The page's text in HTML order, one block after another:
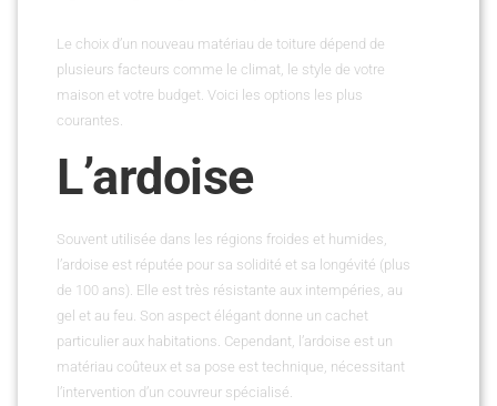
Le choix d’un nouveau matériau de toiture dépend de
plusieurs facteurs comme le climat, le style de votre
maison et votre budget. Voici les options les plus
courantes.
L’ardoise
Souvent utilisée dans les régions froides et humides,
l’ardoise est réputée pour sa solidité et sa longévité (plus
de 100 ans). Elle est très résistante aux intempéries, au
gel et au feu. Son aspect élégant donne un cachet
particulier aux habitations. Cependant, l’ardoise est un
matériau coûteux et sa pose est technique, nécessitant
l’intervention d’un couvreur spécialisé.